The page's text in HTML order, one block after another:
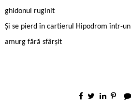
ghidonul ruginit
Și se pierd în cartierul Hipodrom într-un
amurg fără sfârșit